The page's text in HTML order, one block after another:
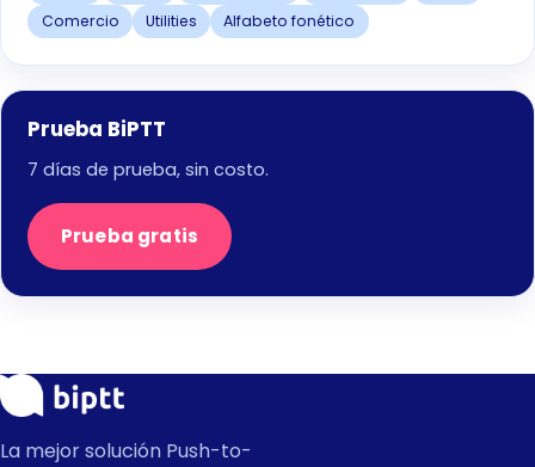
Comercio
Utilities Alfabeto fonético
Prueba BiPTT
7 días de prueba, sin costo.
Prueba gratis
La mejor solución Push-to-